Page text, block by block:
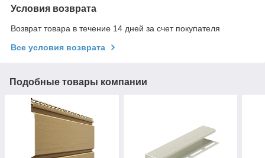
Условия возврата
Возврат товара в течение 14 дней за счет покупателя
Все условия возврата
Подобные товары компании